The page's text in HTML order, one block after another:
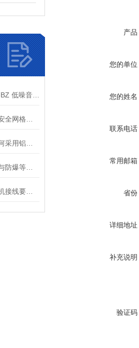
产品
您的单位
您的姓名
联系电话
常用邮箱
省份
详细地址
补充说明
验证码